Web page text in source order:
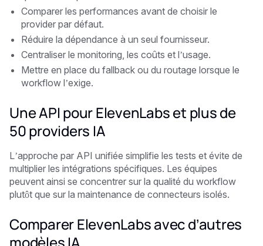
Comparer les performances avant de choisir le
provider par défaut.
Réduire la dépendance à un seul fournisseur.
Centraliser le monitoring, les coûts et l’usage.
Mettre en place du fallback ou du routage lorsque le
workflow l’exige.
Une API pour ElevenLabs et plus de
50 providers IA
L’approche par API unifiée simplifie les tests et évite de
multiplier les intégrations spécifiques. Les équipes
peuvent ainsi se concentrer sur la qualité du workflow
plutôt que sur la maintenance de connecteurs isolés.
Comparer ElevenLabs avec d’autres